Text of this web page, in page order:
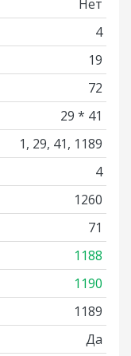
Нет
4
19
72
29 * 41
1, 29, 41, 1189
4
1260
71
1188
1190
1189
Да